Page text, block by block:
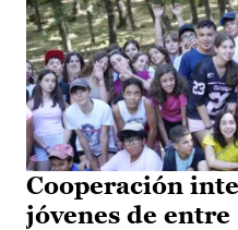
Cooperación
jóvenes de entre